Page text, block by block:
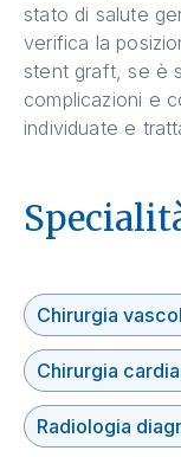
stato di salute
verifica la
stent graft, se è
complicazioni e
individuate e
Chirurgia
Chirurgia
Radiologia